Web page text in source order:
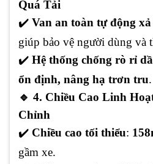
Quá Tải
✔️ Van an toàn tự động
giúp bảo vệ người dùng và
✔️ Hệ thống chống rò rỉ
ổn định, nâng hạ trơn tru.
🔹 4. Chiều Cao Linh
Chỉnh
✔️ Chiều cao tối thiểu:
gầm xe.